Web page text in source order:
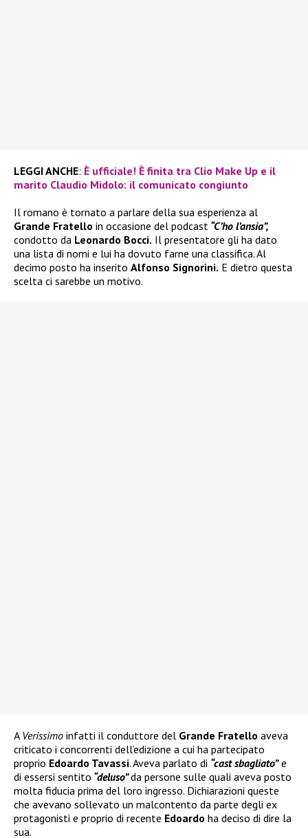
LEGGI ANCHE: È ufficiale! È finita tra Clio Make Up e il
marito Claudio Midolo: il comunicato congiunto
Il romano è tornato a parlare della sua esperienza al
Grande Fratello in occasione del podcast “C’ho l’ansia”,
condotto da Leonardo Bocci. Il presentatore gli ha dato
una lista di nomi e lui ha dovuto farne una classifica. Al
decimo posto ha inserito Alfonso Signorini. E dietro questa
scelta ci sarebbe un motivo.
A Verissimo infatti il conduttore del Grande Fratello aveva
criticato i concorrenti dell’edizione a cui ha partecipato
proprio Edoardo Tavassi. Aveva parlato di “cast sbagliato”e
di essersi sentito “deluso”da persone sulle quali aveva posto
molta fiducia prima del loro ingresso. Dichiarazioni queste
che avevano sollevato un malcontento da parte degli ex
protagonisti e proprio di recente Edoardo ha deciso di dire la
sua.